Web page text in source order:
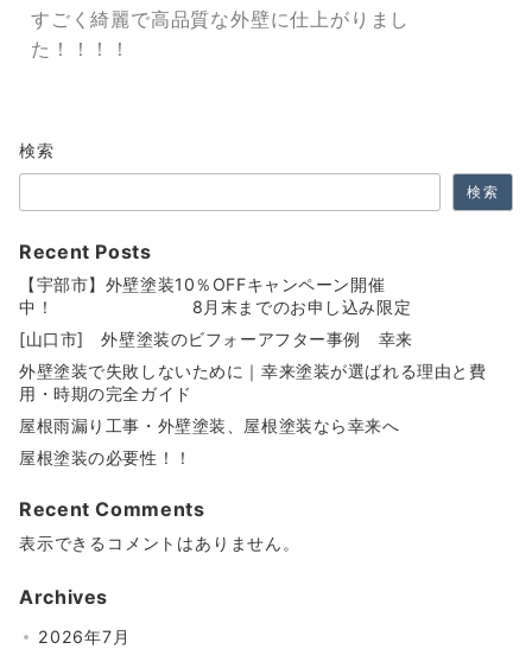
すごく綺麗で高品質な外壁に仕上がりまし
た！！！！
検索
検索
Recent Posts
【宇部市】外壁塗装10％OFFキャンペーン開催
中！ 8月末までのお申し込み限定
[山口市] 外壁塗装のビフォーアフター事例 幸来
外壁塗装で失敗しないために｜幸来塗装が選ばれる理由と費
用・時期の完全ガイド
屋根雨漏り工事・外壁塗装、屋根塗装なら幸来へ
屋根塗装の必要性！！
Recent Comments
表示できるコメントはありません。
Archives
2026年7月